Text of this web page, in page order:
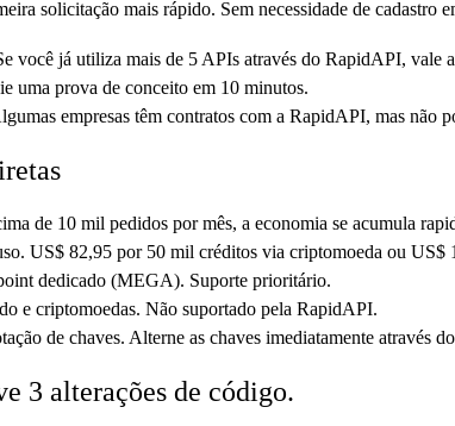
solicitação mais rápido. Sem necessidade de
você já utiliza mais de 5 APIs através do RapidAPI, vale
uma prova de conceito em 10 minutos.
empresas têm contratos com a RapidAPI, mas não
de 10 mil pedidos por mês, a economia se acumula
US$ 82,95 por 50 mil créditos via criptomoeda ou
dedicado (MEGA). Suporte prioritário.
e criptomoedas. Não suportado pela RapidAPI.
de chaves. Alterne as chaves imediatamente através
3 alterações de código.